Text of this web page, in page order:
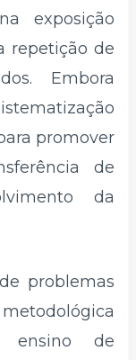
exposição
repetição de
Embora
promover
de
da
problemas
ensino de